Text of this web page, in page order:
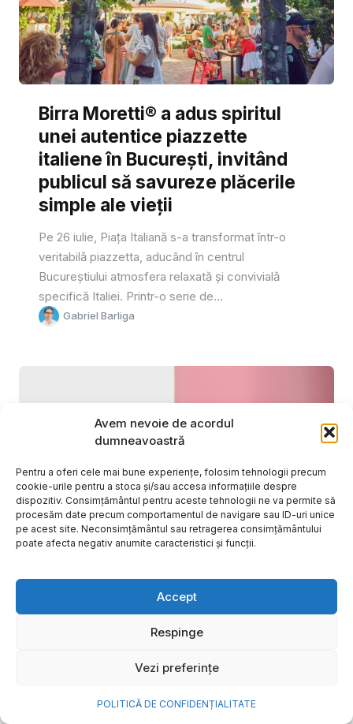
Avem nevoie de acordul
dumneavoastră
Pentru a oferi cele mai bune experiențe, folosim tehnologii precum
cookie-urile pentru a stoca și/sau accesa informațiile despre
dispozitiv. Consimțământul pentru aceste tehnologii ne va permite să
procesăm date precum comportamentul de navigare sau ID-uri unice
pe acest site. Neconsimțământul sau retragerea consimțământului
poate afecta negativ anumite caracteristici și funcții.
Accept
Respinge
Vezi preferințe
POLITICĂ DE CONFIDENȚIALITATE
Birra Moretti® a adus spiritul
unei autentice piazzette
italiene în București, invitând
publicul să savureze plăcerile
simple ale vieții
Pe 26 iulie, Piața Italiană s-a transformat într-o
veritabilă piazzetta, aducând în centrul
Bucureștiului atmosfera relaxată și convivială
specifică Italiei. Printr-o serie de...
Gabriel Barliga
Cum transformi cele mai
frumoase amintiri ale verii într-
o bijuterie Pandora pe care o
se întâmplă cele mai importante lucruri. Plecăm în